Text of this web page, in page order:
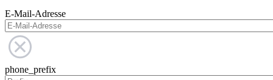
E-Mail-Adresse
phone_prefix